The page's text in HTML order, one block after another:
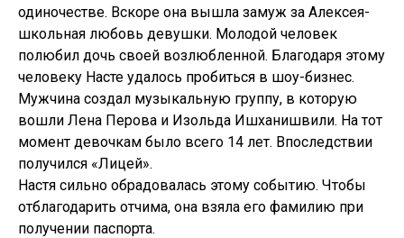
одиночестве. Вскоре она вышла замуж за Алексея-
школьная любовь девушки. Молодой человек
полюбил дочь своей возлюбленной. Благодаря этому
человеку Насте удалось пробиться в шоу-бизнес.
Мужчина создал музыкальную группу, в которую
вошли Лена Перова и Изольда Ишханишвили. На тот
момент девочкам было всего 14 лет. Впоследствии
получился «Лицей».
Настя сильно обрадовалась этому событию. Чтобы
отблагодарить отчима, она взяла его фамилию при
получении паспорта.